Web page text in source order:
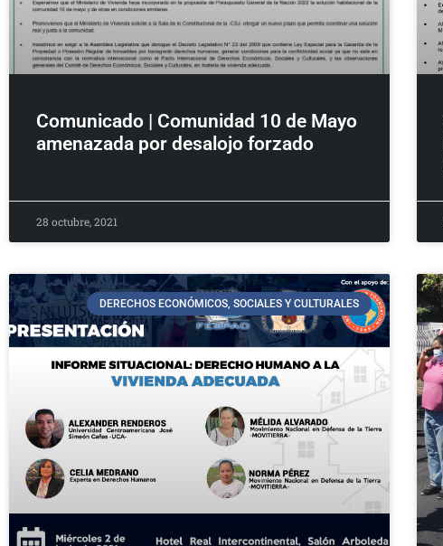
Comunicado | Comunidad 10 de Mayo
amenazada por desalojo forzado
28 octubre, 2021
DERECHOS ECONÓMICOS, SOCIALES Y CULTURALES